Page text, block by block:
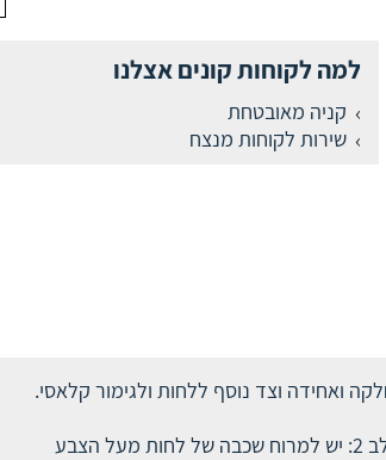
למה לקוחות קונים אצלנו
קניה מאובטחת
שירות לקוחות מנצח